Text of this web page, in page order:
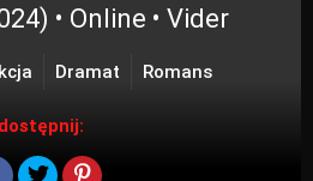
• Online • Vider
Dramat Romans